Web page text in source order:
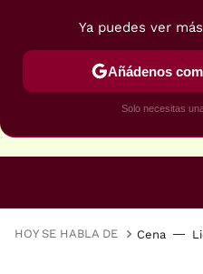
HOY SE HABLA DE Cena
Ya puedes ver
Añádenos
Solo necesitas